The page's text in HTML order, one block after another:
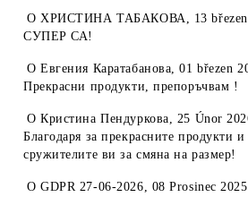
OХРИСТИНА ТАБАКОВА, 13
СУПЕР СА!
OЕвгения Каратабанова,01 březen
Прекрасни продукти, препоръчвам !
OКристина Пендуркова, 25 Únor
Благодаря за прекрасните продукти и
сружителите ви за смяна на размер!
OGDPR 27-06-2026, 08 Prosinec